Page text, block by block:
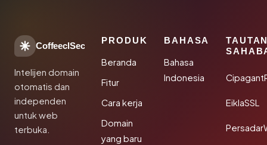
CoffeeclSec
Intelijen domain
otomatis dan
independen
untuk web
terbuka.
PRODUK
Beranda
Fitur
Cara kerja
Domain
yang baru
BAHASA
Bahasa
Indonesia
EiklaSSL